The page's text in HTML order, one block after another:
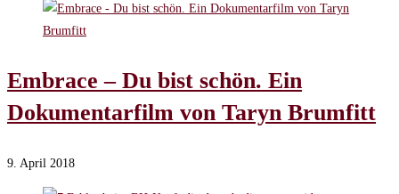
Embrace – Du bist schön. Ein
Dokumentarfilm von Taryn Brumfitt
9. April 2018